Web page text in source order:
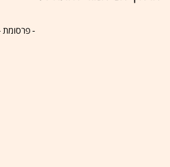
- פרסומת